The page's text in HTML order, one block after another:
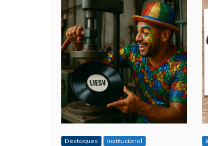
Destaques Institucional